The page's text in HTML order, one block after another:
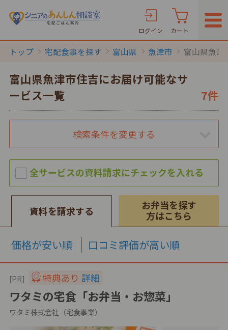
ログイン カート
トップ 宅配食事を探す 富山県 魚津市 富山県魚津
富山県魚津市住吉にお届け可能なサ
ービス一覧
7件
検索条件を変更する
資料を請求する
お弁当を探す
方はこちら
価格が安い順 口コミ評価が高い順
[PR] 特典あり 詳細
ワタミの宅食「お弁当・お惣菜」
ワタミ株式会社（宅食事業）